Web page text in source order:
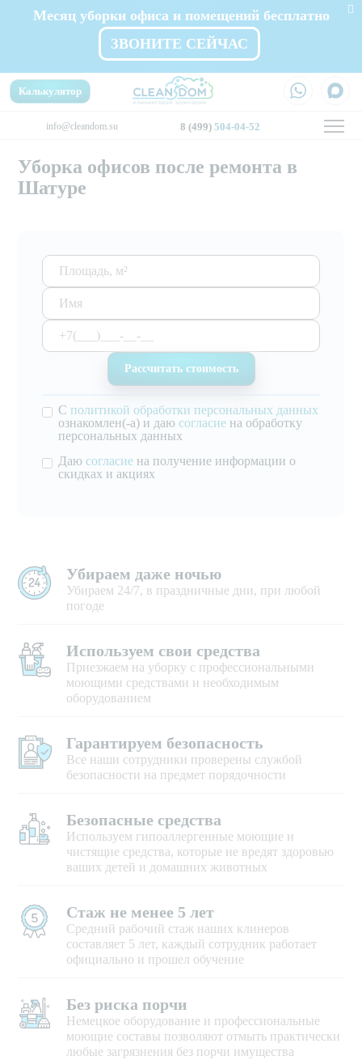
Месяц уборки офиса и помещений бесплатно
ЗВОНИТЕ СЕЙЧАС
info@cleandom.su 8 (499) 504-04-52
Калькулятор
Уборка офисов после ремонта в
Шатуре
С политикой обработки персональных данных
ознакомлен(-а) и даю согласие на обработку
персональных данных
Даю согласие на получение информации о
скидках и акциях
Убираем даже ночью
Убираем 24/7, в праздничные дни, при любой
погоде
Используем свои средства
Приезжаем на уборку с профессиональными
моющими средствами и необходимым
оборудованием
Гарантируем безопасность
Все наши сотрудники проверены службой
безопасности на предмет порядочности
Безопасные средства
Используем гипоаллергенные моющие и
чистящие средства, которые не вредят здоровью
ваших детей и домашних животных
Стаж не менее 5 лет
Средний рабочий стаж наших клинеров
составляет 5 лет, каждый сотрудник работает
официально и прошел обучение
Без риска порчи
Немецкое оборудование и профессиональные
моющие составы позволяют отмыть практически
любые загрязнения без порчи имущества